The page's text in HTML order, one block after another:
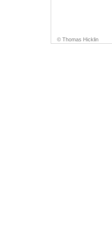
© Thomas Hicklin